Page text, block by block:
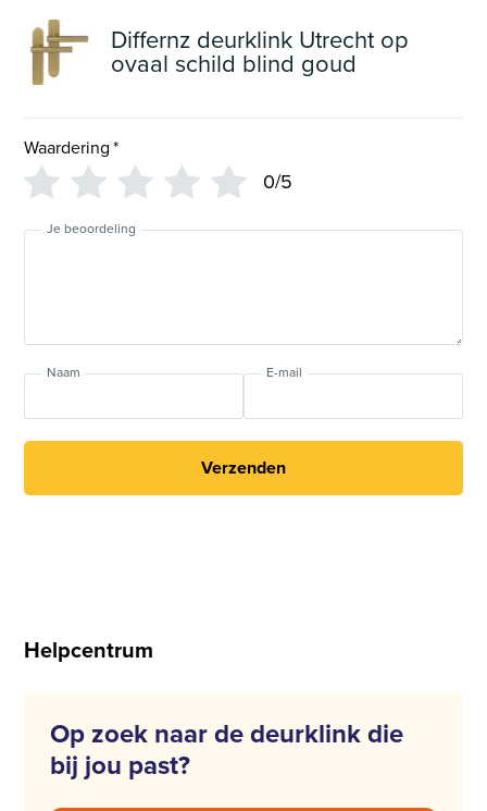
Differnz deurklink Utrecht op
ovaal schild blind goud
Waardering*
0/5
Je beoordeling
Naam E-mail
Verzenden
Helpcentrum
Op zoek naar de deurklink die
bij jou past?